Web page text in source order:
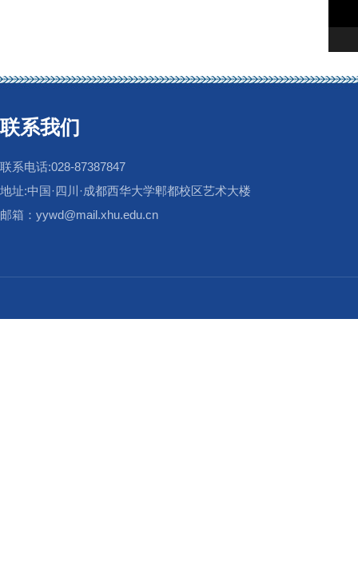
联系我们
联系电话:028-87387847
地址:中国·四川·成都西华大学郫都校区艺术大楼
邮箱：yywd@mail.xhu.edu.cn